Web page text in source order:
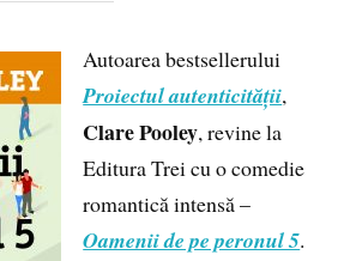
Autoarea bestsellerului
Proiectul autenticității,
Clare Pooley, revine la
Editura Trei cu o comedie
romantică intensă –
Oamenii de pe peronul 5.